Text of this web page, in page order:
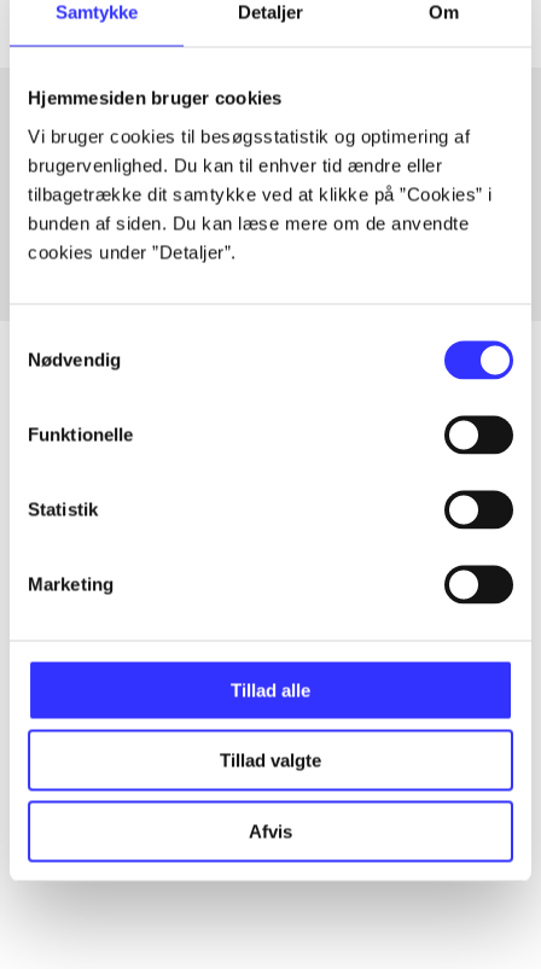
Samtykke Detaljer Om
Hjemmesiden bruger cookies
Vi bruger cookies til besøgsstatistik og optimering af
brugervenlighed. Du kan til enhver tid ændre eller
tilbagetrække dit samtykke ved at klikke på ”Cookies” i
bunden af siden. Du kan læse mere om de anvendte
cookies under ”Detaljer”.
Nødvendig
Funktionelle
Statistik
Marketing
Tillad alle
Tillad valgte
Afvis
Artikler med samme emner
Fra
Artikler